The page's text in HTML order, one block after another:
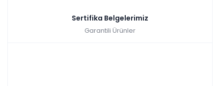
Sertifika Belgelerimiz
Garantili Ürünler